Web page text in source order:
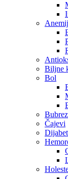
Biljne
Bol
Čajevi